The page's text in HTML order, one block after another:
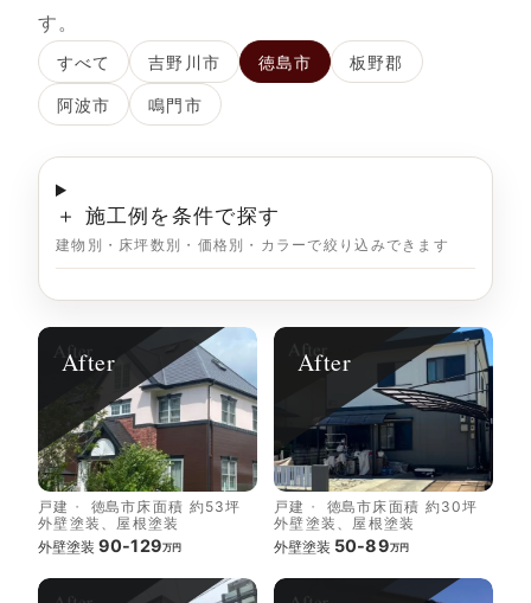
す。
すべて 吉野川市 徳島市 板野郡
阿波市 鳴門市
＋ 施工例を条件で探す
建物別・床坪数別・価格別・カラーで絞り込みできます
After
戸建 徳島市床面積 約53坪
外壁塗装、屋根塗装
外壁塗装 90-129万円
After
戸建 徳島市床面積 約30坪
外壁塗装、屋根塗装
外壁塗装 50-89万円